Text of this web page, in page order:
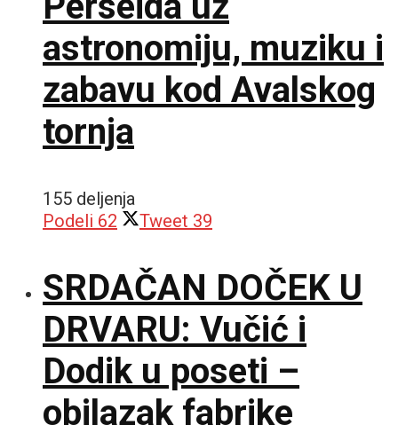
astronomiju, muziku i
zabavu kod Avalskog
tornja
155 deljenja
Podeli 62 Tweet 39
SRDAČAN DOČEK U
DRVARU: Vučić i
Dodik u poseti –
obilazak fabrike